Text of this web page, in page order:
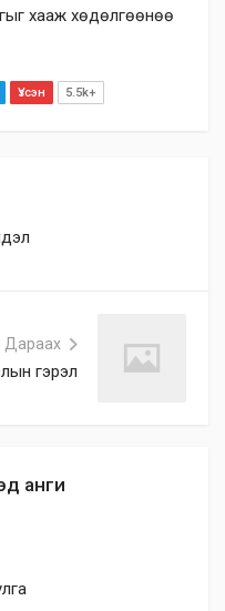
анги
хааж хөдөлгөөнөө
Үзсэн 5.5k+
Дараах
гэрэл